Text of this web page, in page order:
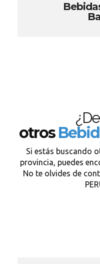
otros
Si estás buscando
provincia, puedes
No te olvides de